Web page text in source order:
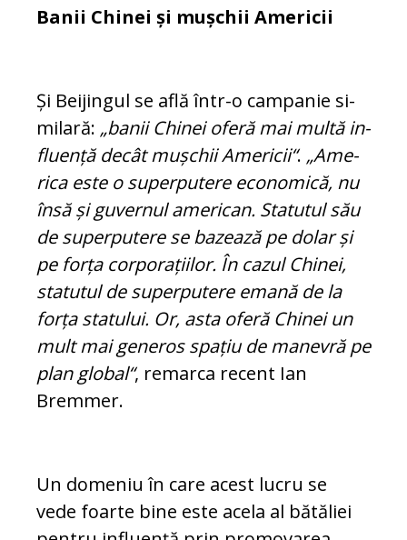
Banii Chinei și mușchii Americii
Și Beijingul se află într-o campanie si­
mi­lară: „banii Chinei oferă mai multă in­
fluență decât mușchii Americii“. „Ame­
rica este o superputere economică, nu
însă și guvernul american. Statutul său
de superputere se bazează pe dolar și
pe forța corporațiilor. În cazul Chinei,
sta­tu­tul de superputere emană de la
forța sta­tului. Or, asta oferă Chinei un
mult mai generos spațiu de manevră pe
plan glo­bal“, remarca recent Ian
Bremmer.
Un domeniu în care acest lucru se
vede foarte bine este acela al bătăliei